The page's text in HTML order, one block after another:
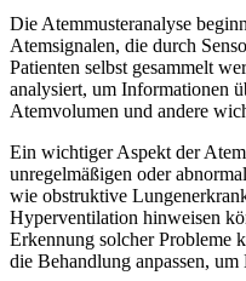
Die Atemmusteranalyse
Atemsignalen, die durch
Patienten selbst gesammelt
analysiert, um Informationen
Atemvolumen und andere
Ein wichtiger Aspekt der
unregelmäßigen oder
wie obstruktive
Hyperventilation hinweisen
Erkennung solcher Probleme
die Behandlung anpassen,